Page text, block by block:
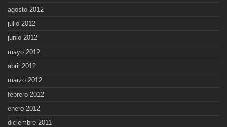
agosto 2012
julio 2012
junio 2012
mayo 2012
abril 2012
marzo 2012
febrero 2012
enero 2012
diciembre 2011